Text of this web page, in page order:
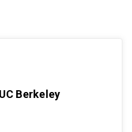
Berkeley